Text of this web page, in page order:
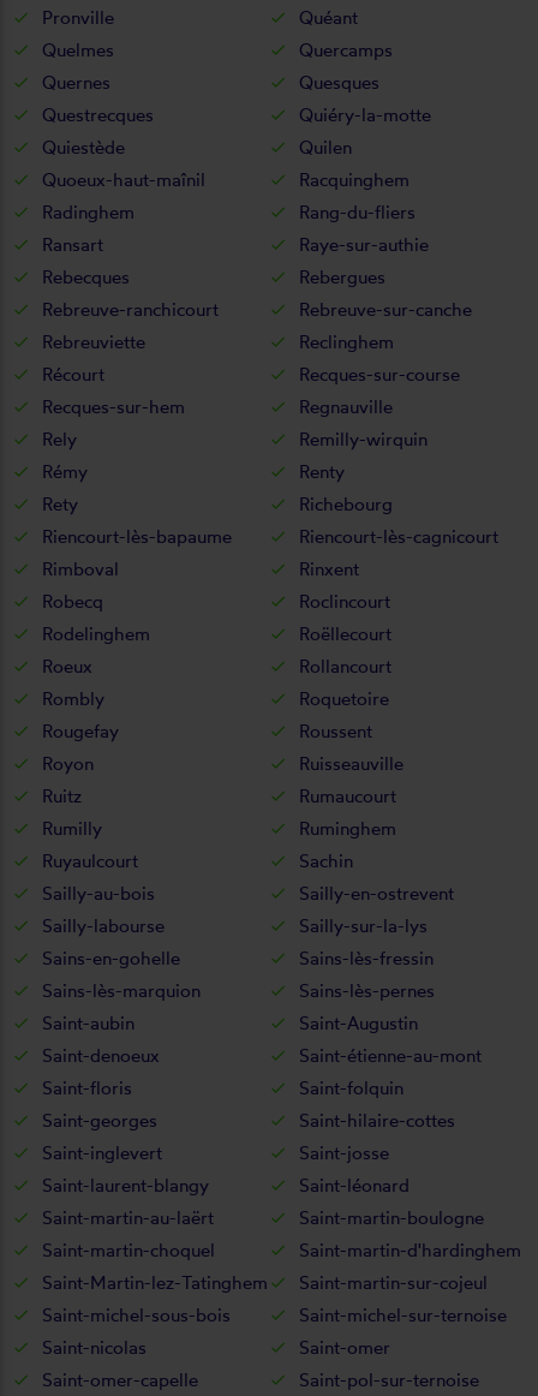
Pronville
Quéant
Quelmes
Quercamps
Quernes
Quesques
Questrecques
Quiéry-la-motte
Quiestède
Quilen
Quoeux-haut-maînil
Racquinghem
Radinghem
Rang-du-fliers
Ransart
Raye-sur-authie
Rebecques
Rebergues
Rebreuve-ranchicourt
Rebreuve-sur-canche
Rebreuviette
Reclinghem
Récourt
Recques-sur-course
Recques-sur-hem
Regnauville
Rely
Remilly-wirquin
Rémy
Renty
Rety
Richebourg
Riencourt-lès-bapaume
Riencourt-lès-cagnicourt
Rimboval
Rinxent
Robecq
Roclincourt
Rodelinghem
Roëllecourt
Roeux
Rollancourt
Rombly
Roquetoire
Rougefay
Roussent
Royon
Ruisseauville
Ruitz
Rumaucourt
Rumilly
Ruminghem
Ruyaulcourt
Sachin
Sailly-au-bois
Sailly-en-ostrevent
Sailly-labourse
Sailly-sur-la-lys
Sains-en-gohelle
Sains-lès-fressin
Sains-lès-marquion
Sains-lès-pernes
Saint-aubin
Saint-Augustin
Saint-denoeux
Saint-étienne-au-mont
Saint-floris
Saint-folquin
Saint-georges
Saint-hilaire-cottes
Saint-inglevert
Saint-josse
Saint-laurent-blangy
Saint-léonard
Saint-martin-au-laërt
Saint-martin-boulogne
Saint-martin-choquel
Saint-martin-d'hardinghem
Saint-Martin-lez-Tatinghem
Saint-martin-sur-cojeul
Saint-michel-sous-bois
Saint-michel-sur-ternoise
Saint-nicolas
Saint-omer
Saint-omer-capelle
Saint-pol-sur-ternoise